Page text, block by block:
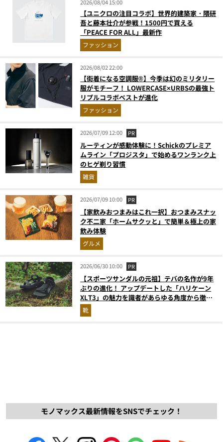
2026/08/04 15:00
【ユニクロの注目コラボ】世界的建築家・隈研
吾と藤本壮介が参戦！1500円で買える
「PEACE FOR ALL」最新作
ファッション
2026/08/02 22:00
【街着になる空調服®】今季は幻のミリタリー
服がモチーフ！ LOWERCASE×URBSの最強ト
リプルコラボベストが進化
ファッション
2026/07/09 12:00 PR
ルーティンが感動体験に！Schickのプレミア
ムライン「プロジスタ」で始めるワンランク上
のヒゲ剃り習慣
雑貨
2026/07/09 10:00 PR
【家飲みおつまみはこれ一択】おつまみスナッ
ク不二家「ホームサクッと」で簡単＆極上の家
飲み体験
グルメ
2026/06/30 10:00 PR
【スポーツサンダルの元祖】テバの名作が9年
ぶりの進化！ アップデートした「ハリケーン
XLT3」の魅力を識者があらゆる角度から徹底
解説！
靴
モノマックス最新情報をSNSでチェック！